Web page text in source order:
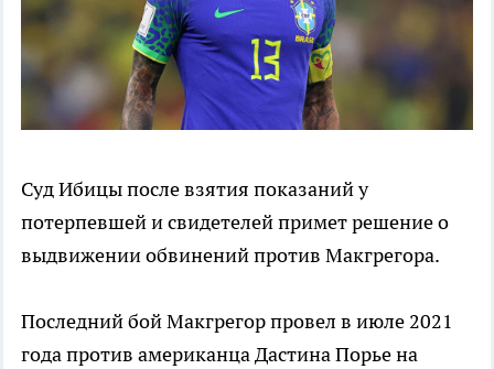
Суд Ибицы после взятия показаний у
потерпевшей и свидетелей примет решение о
выдвижении обвинений против Макгрегора.
Последний бой Макгрегор провел в июле 2021
года против американца Дастина Порье на